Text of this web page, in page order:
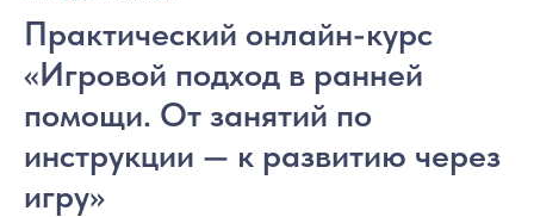
Практический онлайн-курс
«Игровой подход в ранней
помощи. От занятий по
инструкции — к развитию через
игру»